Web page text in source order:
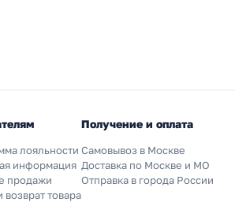
лояльности
информация
продажи
товара
Получение и оплата
Самовывоз в Москве
Доставка по Москве и МО
Отправка в города России